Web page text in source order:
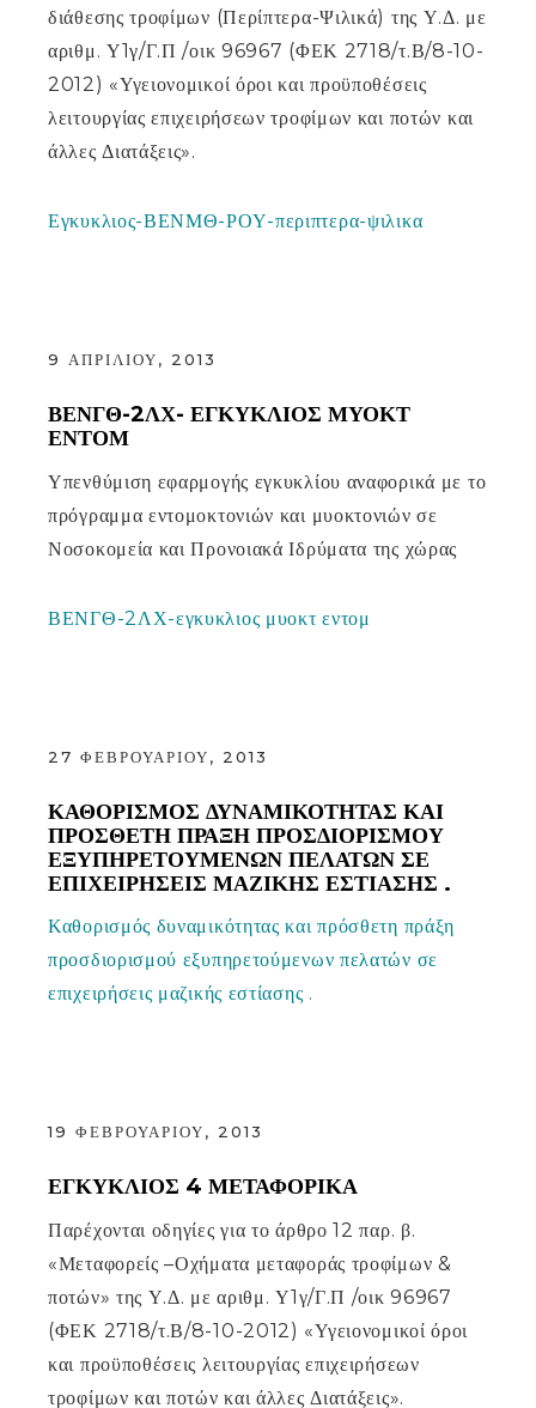
διάθεσης τροφίμων (Περίπτερα-Ψιλικά) της Υ.Δ. με
αριθμ. Υ1γ/Γ.Π /οικ 96967 (ΦΕΚ 2718/τ.Β/8-10-
2012) «Υγειονομικοί όροι και προϋποθέσεις
λειτουργίας επιχειρήσεων τροφίμων και ποτών και
άλλες Διατάξεις».
Εγκυκλιος-ΒΕΝΜΘ-ΡΟΥ-περιπτερα-ψιλικα
9 ΑΠΡΙΛΊΟΥ, 2013
ΒΕΝΓΘ-2ΛΧ- ΕΓΚΎΚΛΙΟΣ ΜΥΟΚΤ
ΕΝΤΟΜ
Υπενθύμιση εφαρμογής εγκυκλίου αναφορικά με το
πρόγραμμα εντομοκτονιών και μυοκτονιών σε
Νοσοκομεία και Προνοιακά Ιδρύματα της χώρας
ΒΕΝΓΘ-2ΛΧ-εγκυκλιος μυοκτ εντομ
27 ΦΕΒΡΟΥΑΡΊΟΥ, 2013
ΚΑΘΟΡΙΣΜΌΣ ΔΥΝΑΜΙΚΌΤΗΤΑΣ ΚΑΙ
ΠΡΌΣΘΕΤΗ ΠΡΆΞΗ ΠΡΟΣΔΙΟΡΙΣΜΟΎ
ΕΞΥΠΗΡΕΤΟΎΜΕΝΩΝ ΠΕΛΑΤΏΝ ΣΕ
ΕΠΙΧΕΙΡΉΣΕΙΣ ΜΑΖΙΚΉΣ ΕΣΤΊΑΣΗΣ .
Καθορισμός δυναμικότητας και πρόσθετη πράξη
προσδιορισμού εξυπηρετούμενων πελατών σε
επιχειρήσεις μαζικής εστίασης .
19 ΦΕΒΡΟΥΑΡΊΟΥ, 2013
ΕΓΚΥΚΛΙΟΣ 4 ΜΕΤΑΦΟΡΙΚΑ
Παρέχονται οδηγίες για το άρθρο 12 παρ. β.
«Μεταφορείς –Οχήματα μεταφοράς τροφίμων &
ποτών» της Υ.Δ. με αριθμ. Υ1γ/Γ.Π /οικ 96967
(ΦΕΚ 2718/τ.Β/8-10-2012) «Υγειονομικοί όροι
και προϋποθέσεις λειτουργίας επιχειρήσεων
τροφίμων και ποτών και άλλες Διατάξεις».